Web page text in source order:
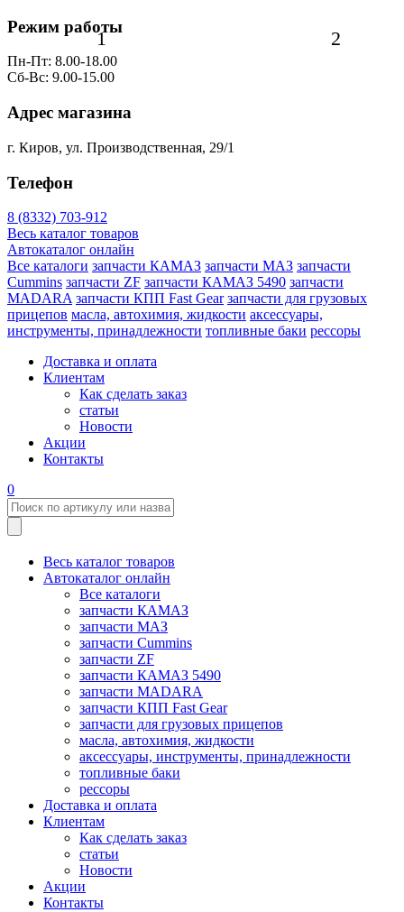
Режим работы
Пн-Пт: 8.00-18.00
Сб-Вс: 9.00-15.00
Адрес магазина
г. Киров, ул. Производственная, 29/1
Телефон
8 (8332) 703-912
Весь каталог товаров
Автокаталог онлайн
Все каталоги запчасти КАМАЗ запчасти МАЗ запчасти
Cummins запчасти ZF запчасти КАМАЗ 5490 запчасти
MADARA запчасти КПП Fast Gear запчасти для грузовых
прицепов масла, автохимия, жидкости аксессуары,
инструменты, принадлежности топливные баки рессоры
Доставка и оплата
Клиентам
Как сделать заказ
статьи
Новости
Акции
Контакты
0
Весь каталог товаров
Автокаталог онлайн
Все каталоги
запчасти КАМАЗ
запчасти МАЗ
запчасти Cummins
запчасти ZF
запчасти КАМАЗ 5490
запчасти MADARA
запчасти КПП Fast Gear
запчасти для грузовых прицепов
масла, автохимия, жидкости
аксессуары, инструменты, принадлежности
топливные баки
рессоры
Доставка и оплата
Клиентам
Как сделать заказ
статьи
Новости
Акции
Контакты
1 2